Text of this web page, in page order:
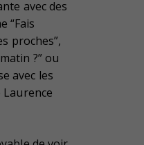
avec des
“Fais
proches”,
?” ou
avec les
Laurence